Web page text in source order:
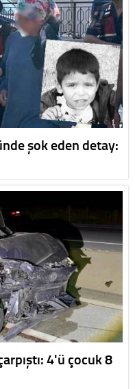
şok eden detay:
4'ü çocuk 8